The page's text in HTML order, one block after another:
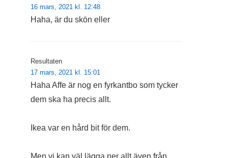
16 mars, 2021 kl. 12:48
Haha, är du skön eller
Resultaten
17 mars, 2021 kl. 15:01
Haha Affe är nog en fyrkantbo som tycker
dem ska ha precis allt.
Ikea var en hård bit för dem.
Men vi kan väl lägga ner allt även från